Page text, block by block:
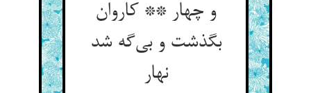
و چهار ** کاروان
بگذشت و بی‌‌گه شد
نهار